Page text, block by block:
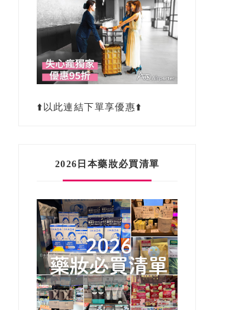
⬆️以此連結下單享優惠⬆️
2026日本藥妝必買清單